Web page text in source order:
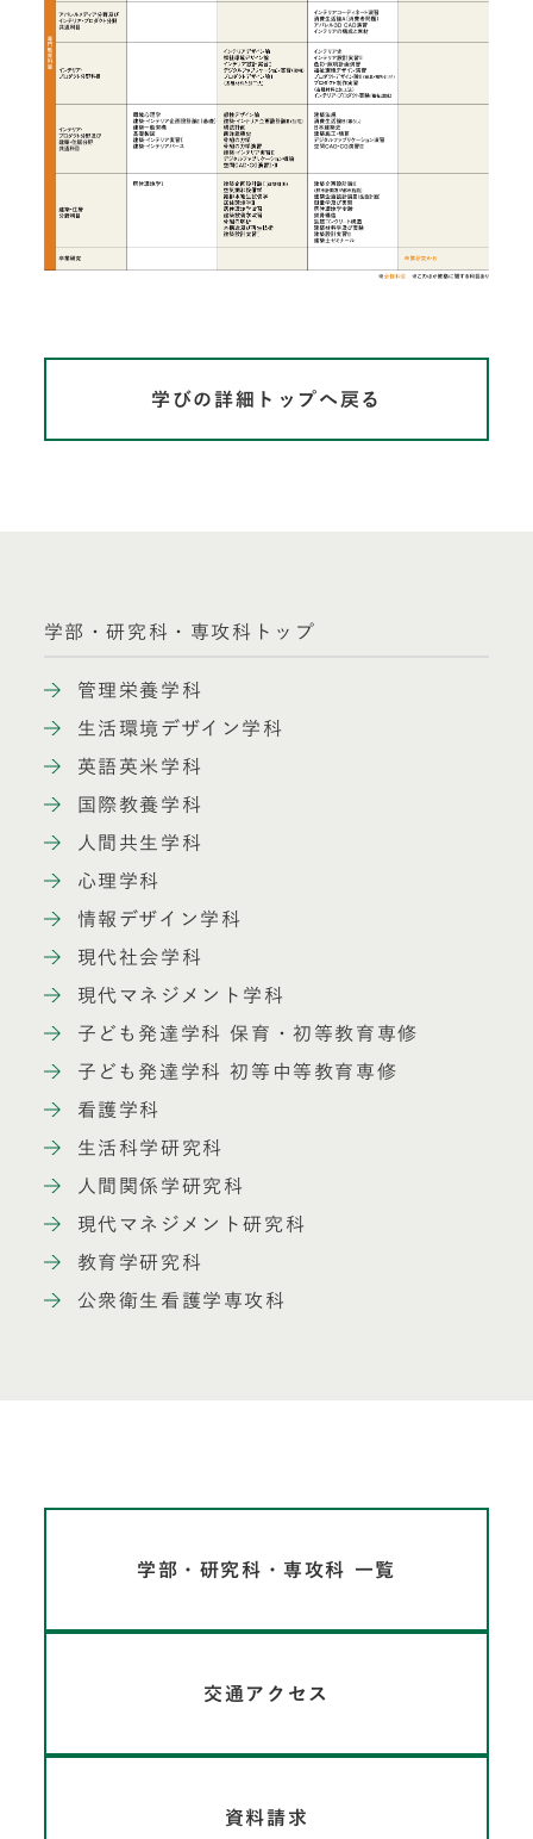
学びの詳細トップへ戻る
学部・研究科・専攻科トップ
管理栄養学科
生活環境デザイン学科
英語英米学科
国際教養学科
人間共生学科
心理学科
情報デザイン学科
現代社会学科
現代マネジメント学科
子ども発達学科 保育・初等教育専修
子ども発達学科 初等中等教育専修
看護学科
生活科学研究科
人間関係学研究科
現代マネジメント研究科
教育学研究科
公衆衛生看護学専攻科
学部・研究科・専攻科 一覧
交通アクセス
資料請求